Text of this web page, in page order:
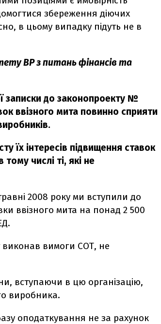
збереження діючих
в цьому випадку підуть не в
ВР з питань фінансів та
записки до законопроекту №
ввізного мита повинно сприяти
їх інтересів підвищення ставок
числі ті, які не
2008 року ми вступили до
ввізного мита на понад 2 500
виконав вимоги СОТ, не
вступаючи в цю організацію,
виробника.
оподаткування не за рахунок